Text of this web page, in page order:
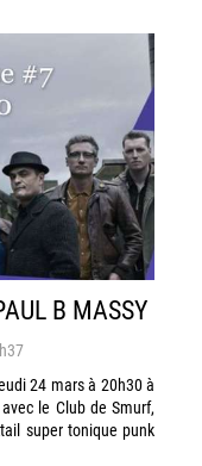
B MASSY
24 mars à 20h30 à
le Club de Smurf,
super tonique punk